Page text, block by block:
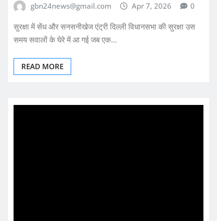
gbn24news@gmail.com Apr 7, 2026 0
सुरक्षा में सेंध और सनसनीखेज एंट्री दिल्ली विधानसभा की सुरक्षा उस
समय सवालों के घेरे में आ गई जब एक…
READ MORE